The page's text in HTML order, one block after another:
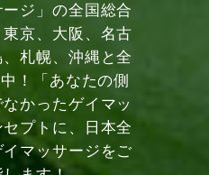
ジ」の全国総合
京、大阪、名古
札幌、沖縄と全
！「あなたの側
かったゲイマッ
プトに、日本全
マッサージをご